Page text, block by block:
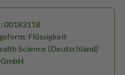
00183118
Flüssigkeit
Science (Deutschland)
GmbH